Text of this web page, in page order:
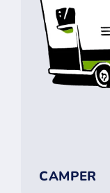
CAMPER